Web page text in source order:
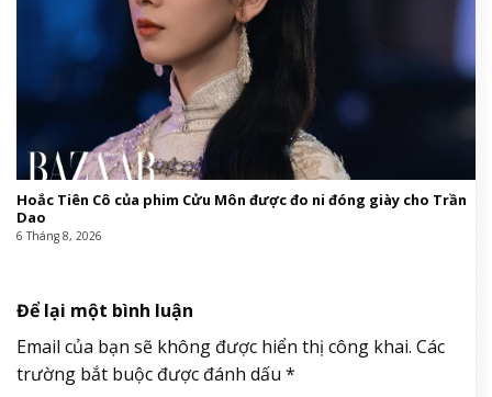
Hoắc Tiên Cô của phim Cửu Môn được đo ni đóng giày cho Trần
Dao
6 Tháng 8, 2026
Để lại một bình luận
Email của bạn sẽ không được hiển thị công khai. Các
trường bắt buộc được đánh dấu *